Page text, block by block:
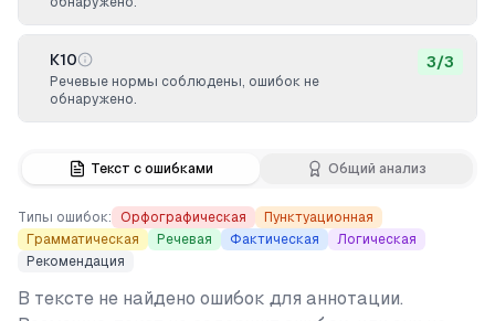
Текст с ошибками Общий анализ
Типы ошибок: Орфографическая
Пунктуационная
Грамматическая
Речевая Фактическая
Логическая
Рекомендация
В тексте не найдено ошибок для аннотации.
К10
Речевые нормы соблюдены, ошибок не
обнаружено.
3/3